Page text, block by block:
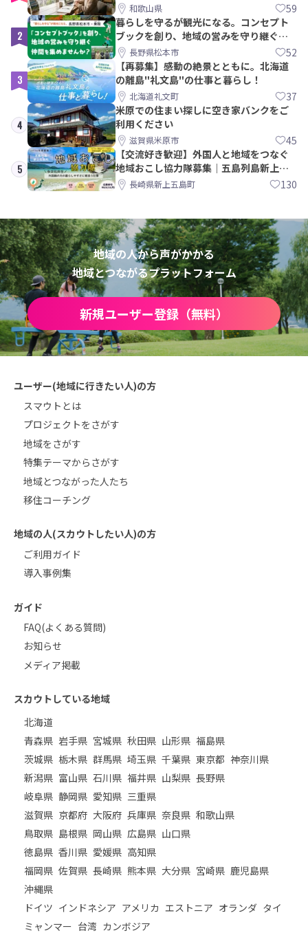
和歌山県 59
2
暮らしを守るが観光になる。コンセプト
ブックを創り、地域の営みを守り継ぐ仲
間を集めませんか？
長野県松本市 52
3
【再募集】感動の絶景とともに。北海道
の離島"礼文島"の仕事と暮らし！
北海道礼文町 37
4
米原での住まい探しに空き家バンクをご
利用ください
滋賀県米原市 45
5
【交流好き歓迎】外国人と地域をつなぐ
地域おこし協力隊募集｜五島列島新上五
島町長崎県新上五島町 130
地域の人から声がかかる
地域とつながるプラットフォーム
新規ユーザー登録（無料）
ユーザー(地域に行きたい人)の方
スマウトとは
プロジェクトをさがす
地域をさがす
特集テーマからさがす
地域とつながった人たち
移住コーチング
地域の人(スカウトしたい人)の方
ご利用ガイド
導入事例集
ガイド
FAQ(よくある質問)
お知らせ
メディア掲載
スカウトしている地域
北海道
青森県 岩手県 宮城県 秋田県 山形県 福島県
茨城県 栃木県 群馬県 埼玉県 千葉県 東京都 神奈川県
新潟県 富山県 石川県 福井県 山梨県 長野県
岐阜県 静岡県 愛知県 三重県
滋賀県 京都府 大阪府 兵庫県 奈良県 和歌山県
鳥取県 島根県 岡山県 広島県 山口県
徳島県 香川県 愛媛県 高知県
福岡県 佐賀県 長崎県 熊本県 大分県 宮崎県 鹿児島県
沖縄県
ドイツ インドネシア アメリカ エストニア オランダ タイ
ミャンマー 台湾 カンボジア